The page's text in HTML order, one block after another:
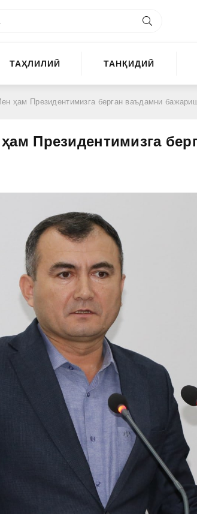
ТАҲЛИЛИЙ ТАНҚИДИЙ
ҳам Президентимизга берган ваъдамни
Президентимизга